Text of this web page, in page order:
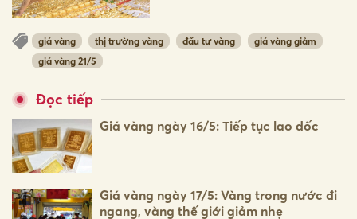
giá vàng thị trường vàng đầu tư vàng
giá vàng giảm
giá vàng 21/5
Đọc tiếp
Giá vàng ngày 16/5: Tiếp tục lao dốc
Giá vàng ngày 17/5: Vàng trong nước đi
ngang, vàng thế giới giảm nhẹ